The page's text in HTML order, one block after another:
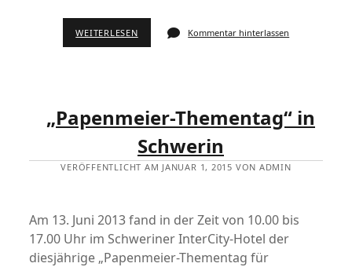
WEITERLESEN Kommentar hinterlassen
„Papenmeier-Thementag“ in
Schwerin
VERÖFFENTLICHT AM JANUAR 1, 2015 VON ADMIN
Am 13. Juni 2013 fand in der Zeit von 10.00 bis
17.00 Uhr im Schweriner InterCity-Hotel der
diesjährige „Papenmeier-Thementag für